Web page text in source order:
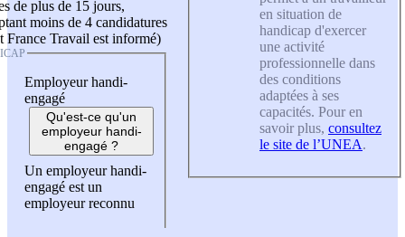
de plus de 15 jours,
moins de 4 candidatures
France Travail est informé)
Employeur handi-
engagé
Qu'est-ce qu'un
employeur handi-
engagé ?
Un employeur handi-
engagé est un
employeur reconnu
en situation de
handicap d'exercer
une activité
professionnelle dans
des conditions
adaptées à ses
capacités. Pour en
savoir plus, consultez
le site de l’UNEA.